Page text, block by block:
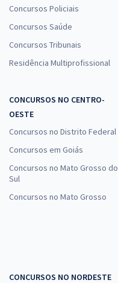
Concursos Policiais
Concursos Saúde
Concursos Tribunais
Residência Multiprofissional
CONCURSOS NO CENTRO-
OESTE
Concursos no Distrito Federal
Concursos em Goiás
Concursos no Mato Grosso do
Sul
Concursos no Mato Grosso
CONCURSOS NO NORDESTE